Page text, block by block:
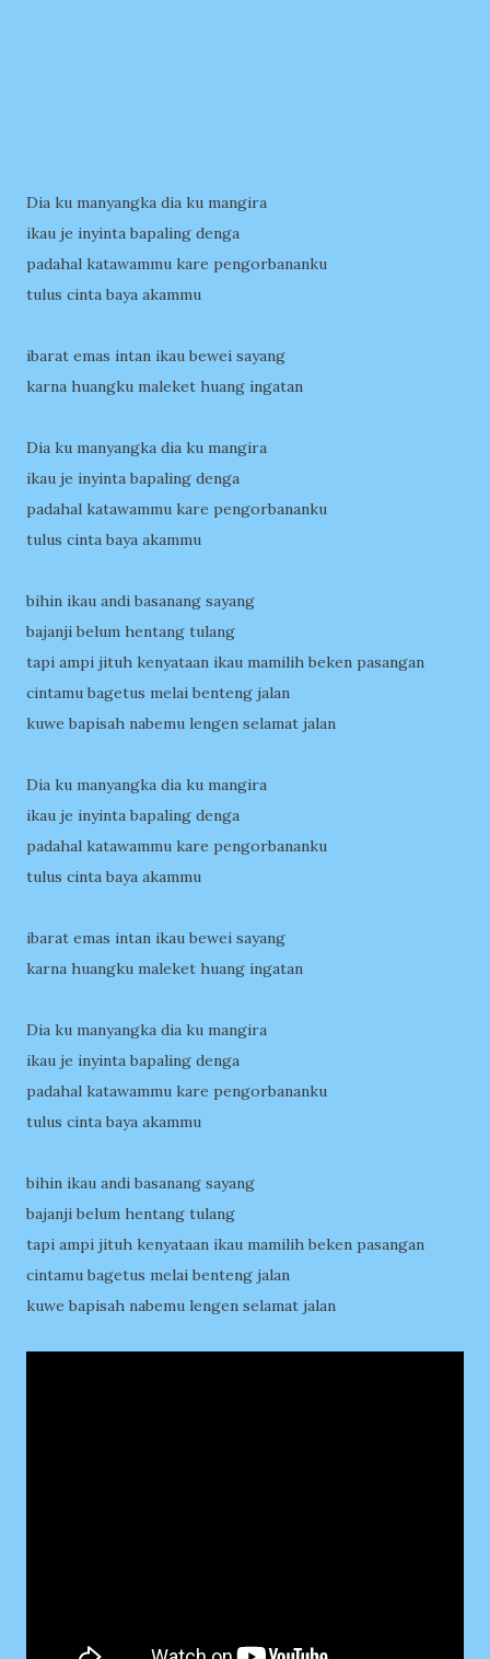
Dia ku manyangka dia ku mangira
ikau je inyinta bapaling denga
padahal katawammu kare pengorbananku
tulus cinta baya akammu
ibarat emas intan ikau bewei sayang
karna huangku maleket huang ingatan
Dia ku manyangka dia ku mangira
ikau je inyinta bapaling denga
padahal katawammu kare pengorbananku
tulus cinta baya akammu
bihin ikau andi basanang sayang
bajanji belum hentang tulang
tapi ampi jituh kenyataan ikau mamilih beken pasangan
cintamu bagetus melai benteng jalan
kuwe bapisah nabemu lengen selamat jalan
Dia ku manyangka dia ku mangira
ikau je inyinta bapaling denga
padahal katawammu kare pengorbananku
tulus cinta baya akammu
ibarat emas intan ikau bewei sayang
karna huangku maleket huang ingatan
Dia ku manyangka dia ku mangira
ikau je inyinta bapaling denga
padahal katawammu kare pengorbananku
tulus cinta baya akammu
bihin ikau andi basanang sayang
bajanji belum hentang tulang
tapi ampi jituh kenyataan ikau mamilih beken pasangan
cintamu bagetus melai benteng jalan
kuwe bapisah nabemu lengen selamat jalan